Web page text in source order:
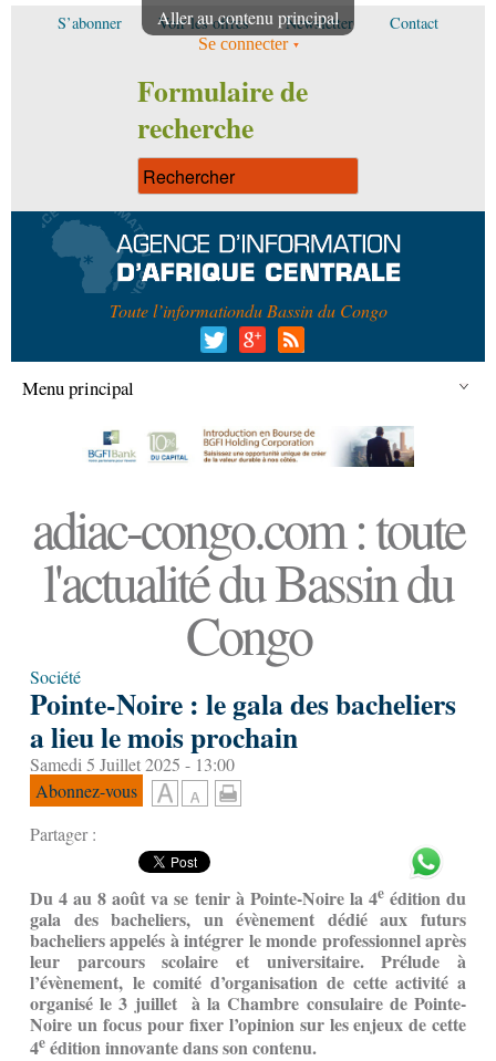
Aller au contenu principal
S’abonner Voir les offres Newsletter Contact
Se connecter
Formulaire de
recherche
Toute l’informationdu Bassin du Congo
Menu principal
adiac-congo.com : toute
l'actualité du Bassin du
Congo
Société
Pointe-Noire : le gala des bacheliers
a lieu le mois prochain
Samedi 5 Juillet 2025 - 13:00
Abonnez-vous
Partager :
Du 4 au 8 août va se tenir à Pointe-Noire la 4eédition du
gala des bacheliers, un évènement dédié aux futurs
bacheliers appelés à intégrer le monde professionnel après
leur parcours scolaire et universitaire. Prélude à
l’évènement, le comité d’organisation de cette activité a
organisé le 3 juillet à la Chambre consulaire de Pointe-
Noire un focus pour fixer l’opinion sur les enjeux de cette
4e édition innovante dans son contenu.